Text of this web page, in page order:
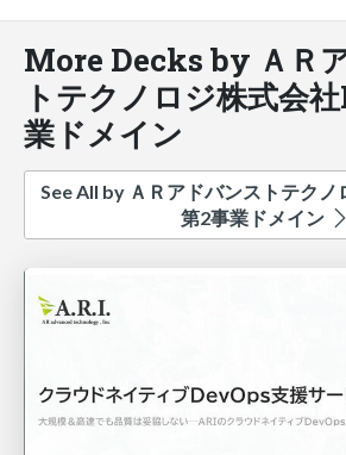
More Decks by ＡＲ
トテクノロジ株式会
業ドメイン
See All by ＡＲアドバンストテク
第2事業ドメイン